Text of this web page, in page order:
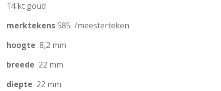
14 kt goud
merktekens585 /meesterteken
hoogte 8,2 mm
breede 22 mm
diepte 22 mm